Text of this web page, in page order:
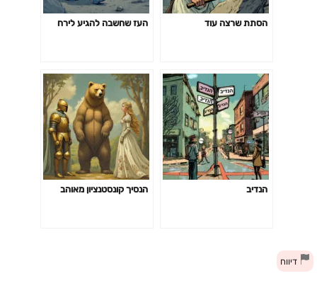
הסתת שרצה עוד העז שחשבה להגיע לירח
הנדיב הנסיך קונסטנציון מאוהב
דיווח